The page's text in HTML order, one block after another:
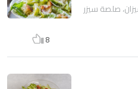
صلصة سيزر
8